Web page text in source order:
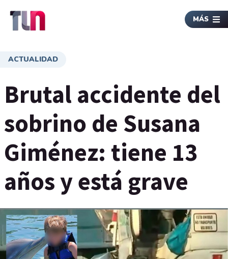
MÁS
ACTUALIDAD
Brutal accidente del
sobrino de Susana
Giménez: tiene 13
años y está grave